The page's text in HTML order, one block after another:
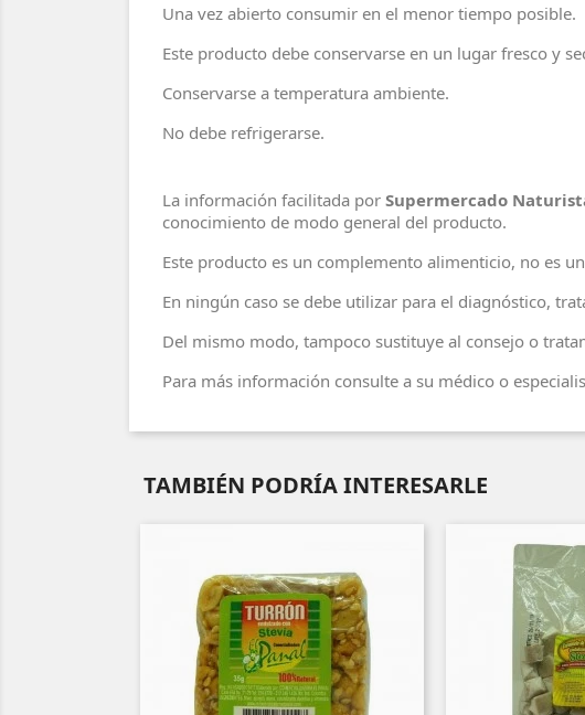
Una vez abierto consumir en el menor tiempo posible.
Este producto debe conservarse en un lugar fresco y
Conservarse a temperatura ambiente.
No debe refrigerarse.
La información facilitada por Supermercado
conocimiento de modo general del producto.
Este producto es un complemento alimenticio, no es
En ningún caso se debe utilizar para el diagnóstico,
Del mismo modo, tampoco sustituye al consejo o
Para más información consulte a su médico o
TAMBIÉN PODRÍA INTERESARLE